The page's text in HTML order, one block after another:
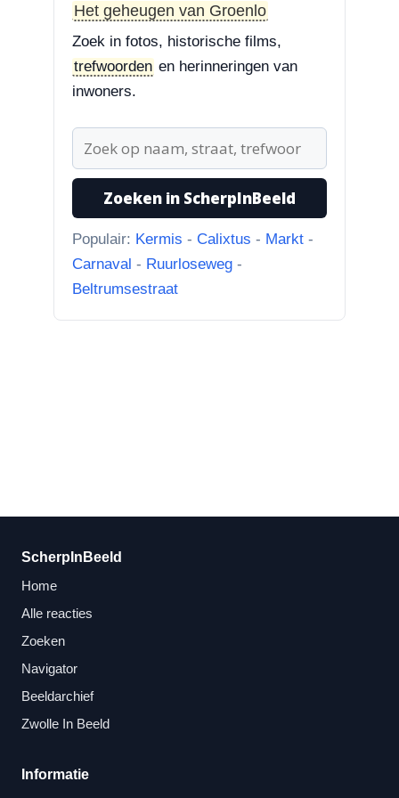
Styrum. Pracht boom!”
3-8-2026
Zoekplaatjes uit Grolle
“Nog een tip. Deze buurman
“naar...”
1-8-2026
Koningssteeg met parkeerterrein
Het geheugen van Groenlo
Zoek in fotos, historische films,
trefwoorden en herinneringen van
inwoners.
Zoeken in ScherpInBeeld
Populair: Kermis - Calixtus - Markt -
Carnaval - Ruurloseweg -
Beltrumsestraat
ScherpInBeeld
Home
Alle reacties
Zoeken
Navigator
Beeldarchief
Zwolle In Beeld
Informatie